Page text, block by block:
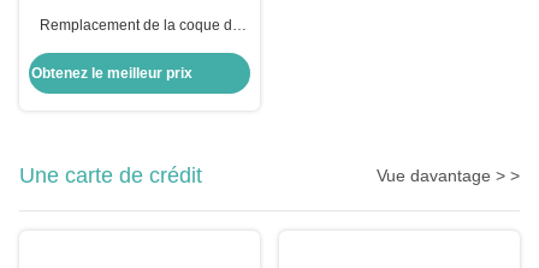
Remplacement de la coque du
Moto
Obtenez le meilleur prix
Une carte de crédit Vue davantage > >